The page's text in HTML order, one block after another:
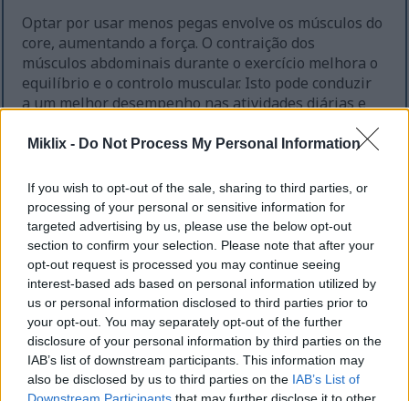
Miklix - Do Not Process My Personal Information
If you wish to opt-out of the sale, sharing to third parties, or
processing of your personal or sensitive information for
targeted advertising by us, please use the below opt-out
section to confirm your selection. Please note that after your
opt-out request is processed you may continue seeing
interest-based ads based on personal information utilized by
us or personal information disclosed to third parties prior to
your opt-out. You may separately opt-out of the further
disclosure of your personal information by third parties on the
IAB’s list of downstream participants. This information may
also be disclosed by us to third parties on the IAB’s List of
Optar por usar menos pegas envolve os músculos do
core, aumentando a força. O contraição dos
músculos abdominais durante o exercício melhora o
equilíbrio e o controlo muscular. Isto pode conduzir
a um melhor desempenho nas atividades diárias e
no desporto, reduzindo o risco de quedas e lesões.
A investigação indica que o treino de equilíbrio,
o uso do elíptico, melhora o tônus muscular e o
equilíbrio. Este treino melhora a estabilidade e
agilidade, vitais para a mobilidade no dia a dia. O
uso regular do elíptico contribui significativamente
para a força do core, essencial para um melhor
equilíbrio e coordenação.
Mantém a Forma Física Durante